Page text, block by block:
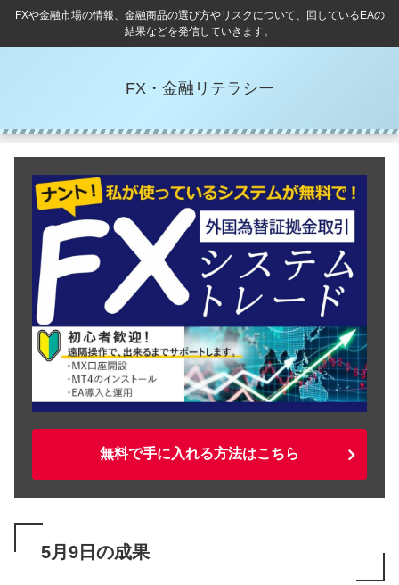
FXや金融市場の情報、金融商品の選び方やリスクについて、回しているEAの
結果などを発信していきます。
FX・金融リテラシー
無料で手に入れる方法はこちら
5月9日の成果